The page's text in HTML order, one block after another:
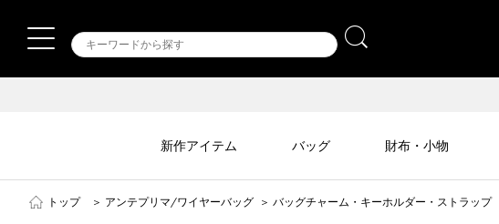
新作アイテム バッグ 財布・小物
トップ ＞ アンテプリマ/ワイヤーバッグ ＞ バッグチャーム・キーホルダー・ストラップ